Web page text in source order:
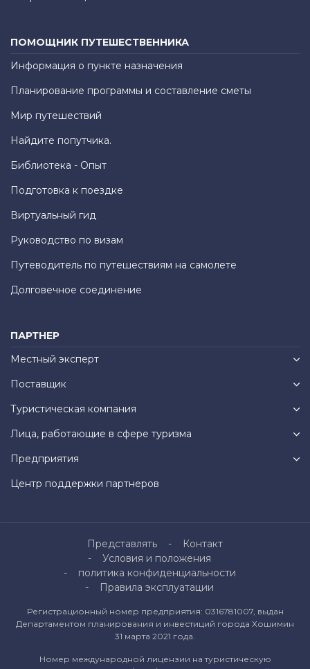
ПОМОЩНИК ПУТЕШЕСТВЕННИКА
Информация о пункте назначения
Планирование программы и составление сметы
Мир путешествий
Найдите попутчика.
Библиотека - Опыт
Подготовка к поездке
Виртуальный гид
Руководство по визам
Путеводитель по путешествиям на самолете
Долговечное соединение
ПАРТНЕР
Местный эксперт
Поставщик
Туристическая компания
Лица, работающие в сфере туризма
Предприятия
Центр поддержки партнеров
Представлять
Контакт
Условия и положения
политика конфиденциальности
Правила эксплуатации
Регистрационный номер предприятия: 0316781007, выдан
Департаментом планирования и инвестиций города Хошимин
31 марта 2021 года.
Номер международной лицензии на туристическую